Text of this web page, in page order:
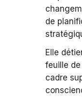
de
Elle
feuille
cadre